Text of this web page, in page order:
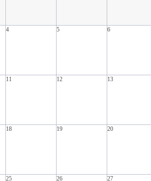
4 5 6
11 12 13
18 19 20
25 26 27